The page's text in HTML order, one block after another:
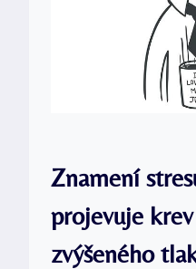
Znamení
projevuje
zvýšeného